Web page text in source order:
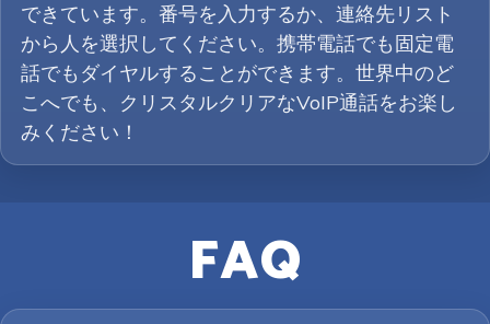
できています。番号を入力するか、連絡先リスト
から人を選択してください。携帯電話でも固定電
話でもダイヤルすることができます。世界中のど
こへでも、クリスタルクリアなVoIP通話をお楽し
みください！
FAQ